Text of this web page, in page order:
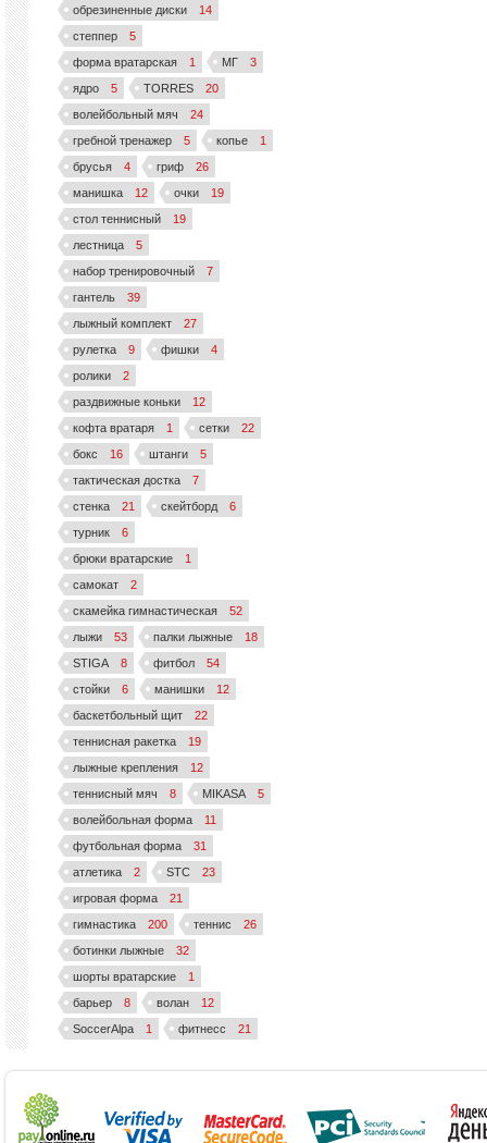
обрезиненные диски
14
степпер
5
форма вратарская
1 МГ
3
ядро
5 TORRES
20
волейбольный мяч
24
гребной тренажер
5 копье
1
брусья
4 гриф
26
манишка
12 очки
19
стол теннисный
19
лестница
5
набор тренировочный
7
гантель
39
лыжный комплект
27
рулетка
9 фишки
4
ролики
2
раздвижные коньки
12
кофта вратаря
1 сетки
22
бокс
16 штанги
5
тактическая достка
7
стенка
21 скейтборд
6
турник
6
брюки вратарские
1
самокат
2
скамейка гимнастическая
52
лыжи
53 палки лыжные
18
STIGA
8 фитбол
54
стойки
6 манишки
12
баскетбольный щит
22
теннисная ракетка
19
лыжные крепления
12
теннисный мяч
8 MIKASA
5
волейбольная форма
11
футбольная форма
31
атлетика
2 STC
23
игровая форма
21
гимнастика
200 теннис
26
ботинки лыжные
32
шорты вратарские
1
барьер
8 волан
12
SoccerAlpa
1 фитнесс 21